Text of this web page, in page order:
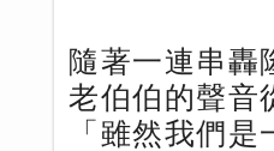
隨著一連串
老伯伯的聲
「雖然我們